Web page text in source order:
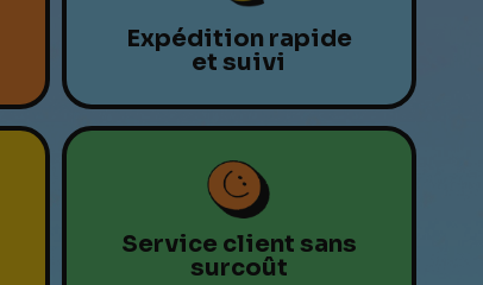
Expédition rapide
et suivi
Service client sans
surcoût